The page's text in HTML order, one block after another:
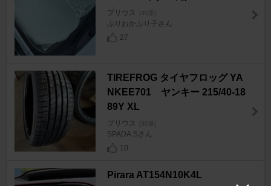
プリウス [30系]
ぷりおかぷり子さん
27
TIREFROG タイヤフロッグ YA
NKEE701 ヤンキー 215/40-18
89Y XL
プリウス [30系]
SPADA.Sさん
10
Pirara AT154N10K4L